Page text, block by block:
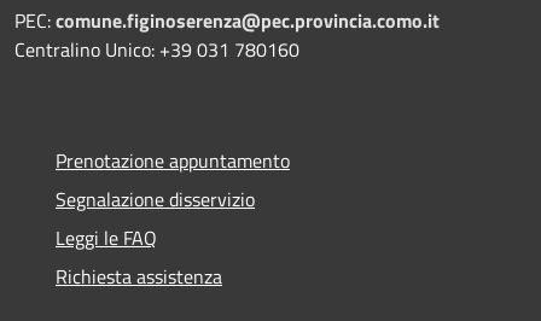
PEC:comune.figinoserenza@pec.provincia.como.it
Centralino Unico: +39 031 780160
Prenotazione appuntamento
Segnalazione disservizio
Leggi le FAQ
Richiesta assistenza